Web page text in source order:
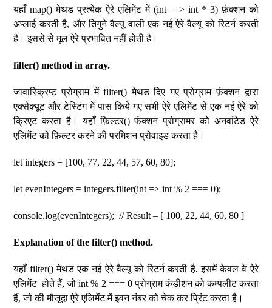
यहाँ map() मेथड प्रत्येक ऐरे एलिमेंट में (int => int * 3) फ़ंक्शन को
अप्लाई करती है, और तिगुने वैल्यू वाली एक नई ऐरे वैल्यू को रिटर्न करती
है। इससे से मूल ऐरे प्रभावित नहीं होती है।
filter() method in array.
जावास्क्रिप्ट प्रोग्राम में filter() मेथड दिए गए प्रोग्राम फ़ंक्शन द्वारा
एक्सेक्यूट और टेस्टिंग में पास किये गए सभी ऐरे एलिमेंट से एक नई ऐरे को
क्रिएट करता है। यहाँ फ़िल्टर() फंक्शन प्रोग्रामर को अनवांटेड ऐरे
एलिमेंट को फ़िल्टर करने की परमिशन प्रोवाइड करता है।
let integers = [100, 77, 22, 44, 57, 60, 80];
let evenIntegers = integers.filter(int => int % 2 === 0);
console.log(evenIntegers); // Result – [ 100, 22, 44, 60, 80 ]
Explanation of the filter() method.
यहाँ filter() मेथड एक नई ऐरे वैल्यू को रिटर्न करती है, इसमें केवल वे ऐरे
एलिमेंट होते हैं, जो int % 2 === 0 प्रोग्राम कंडीशन को कम्पलीट करता
हैं, जो की मौजूदा ऐरे एलिमेंट में इवन नंबर को चेक कर प्रिंट करता है।